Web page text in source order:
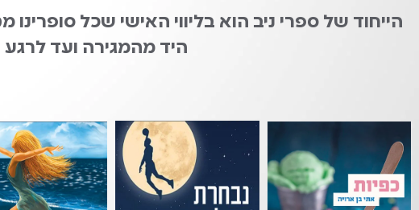
הייחוד של ספרי ניב הוא בליווי האישי שכל
היד מהמגירה ועד